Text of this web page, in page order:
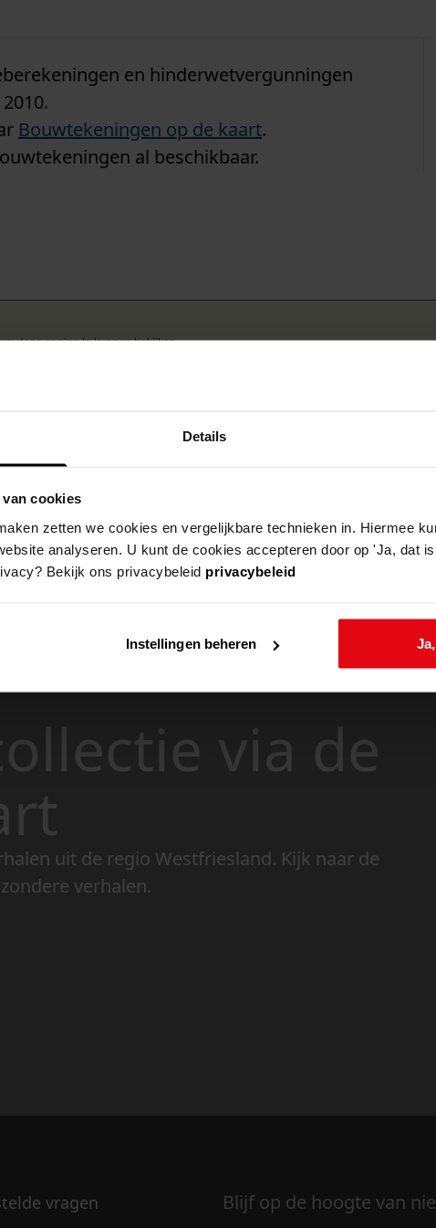
Details
cookies
zetten we cookies en vergelijkbare technieken in. Hiermee
analyseren. U kunt de cookies accepteren door op 'Ja, dat
Bekijk ons privacybeleid privacybeleid
Instellingen beheren
en hinderwetvergunningen
Bouwtekeningen op de kaart.
al beschikbaar.
deze pagina te kunnen bekijken.
via de
uit de regio Westfriesland. Kijk naar de
verhalen.
vragen Blijf op de hoogte van